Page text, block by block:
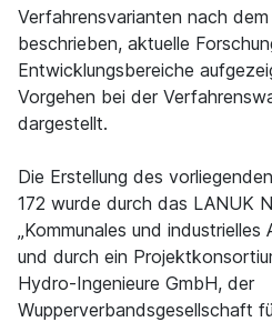
Verfahrensvarianten nach
beschrieben, aktuelle
Entwicklungsbereiche
Vorgehen bei der
dargestellt.
Die Erstellung des
172 wurde durch das LANUK
„Kommunales und industrielles
und durch ein
Hydro-Ingenieure GmbH, der
Wupperverbandsgesellschaft